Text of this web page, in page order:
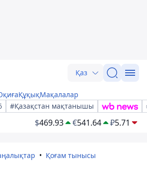
Қаз
ҚұқықМақалалар
#Қазақстан мақтанышы
$469.93 €541.64 ₽5.71
Қоғам тынысы